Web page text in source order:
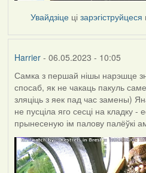
Увайдзіце цізарэгіструйцеся
Harrier- 06.05.2023 - 10:05
Самка з першай нішы нарэшце
спосаб, як не чакаць пакуль
зляціць з яек пад час замены)
не пусціла яго сесці на кладку -
прынесеную ім палову палёўкі